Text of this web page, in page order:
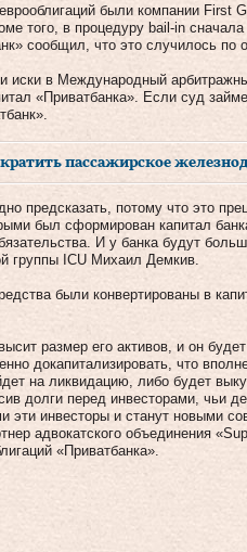
были компании First
того, в процедуру bail-in
сообщил, что это случилось по
иски в Международный
«Приватбанка». Если суд
пассажирское
предсказать, потому что это
был сформирован капитал
И у банка будут
группы ICU Михаил Демкив.
были конвертированы в
размер его активов, и он
докапитализировать, что
на ликвидацию, либо будет
долги перед инвесторами, чьи
эти инвесторы и станут новыми
адвокатского объединения
«Приватбанка».